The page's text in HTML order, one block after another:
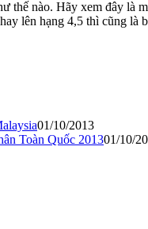
thế nào. Hãy xem đây là
lên hạng 4,5 thì cũng
01/10/2013
Toàn Quốc 201301/10/